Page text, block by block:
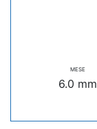
MESE
6.0 mm